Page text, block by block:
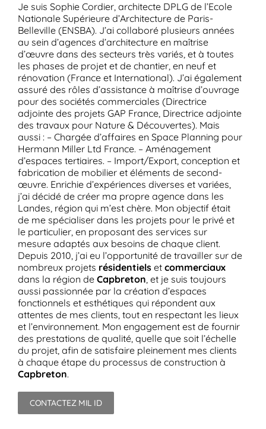
Je suis Sophie Cordier, architecte DPLG de l’Ecole
Nationale Supérieure d’Architecture de Paris-
Belleville (ENSBA). J’ai collaboré plusieurs années
au sein d’agences d’architecture en maîtrise
d’œuvre dans des secteurs très variés, et à toutes
les phases de projet et de chantier, en neuf et
rénovation (France et International). J’ai également
assuré des rôles d’assistance à maîtrise d’ouvrage
pour des sociétés commerciales (Directrice
adjointe des projets GAP France, Directrice adjointe
des travaux pour Nature & Découvertes). Mais
aussi : – Chargée d’affaires en Space Planning pour
Hermann Miller Ltd France. – Aménagement
d’espaces tertiaires. – Import/Export, conception et
fabrication de mobilier et éléments de second-
œuvre. Enrichie d’expériences diverses et variées,
j’ai décidé de créer ma propre agence dans les
Landes, région qui m’est chère. Mon objectif était
de me spécialiser dans les projets pour le privé et
le particulier, en proposant des services sur
mesure adaptés aux besoins de chaque client.
Depuis 2010, j’ai eu l’opportunité de travailler sur de
nombreux projets résidentiels et commerciaux
dans la région de Capbreton, et je suis toujours
aussi passionnée par la création d’espaces
fonctionnels et esthétiques qui répondent aux
attentes de mes clients, tout en respectant les lieux
et l’environnement. Mon engagement est de fournir
des prestations de qualité, quelle que soit l’échelle
du projet, afin de satisfaire pleinement mes clients
à chaque étape du processus de construction à
Capbreton.
CONTACTEZ MIL ID